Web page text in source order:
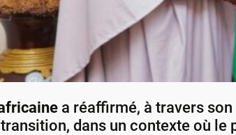
a réaffirmé, à travers
dans un contexte où